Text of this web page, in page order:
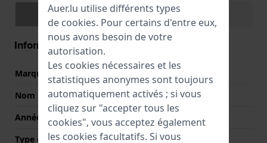
Spécifications Fonctions
Information Générale
Marque
Nom
Rider
Année
2021 Automne / Hiver
Type d'affichage
Analogique
Auer.lu utilise différents types
de cookies. Pour certains d'entre eux,
nous avons besoin de votre
autorisation.
Les cookies nécessaires et les
statistiques anonymes sont toujours
automatiquement activés ; si vous
cliquez sur "accepter tous les
cookies", vous acceptez également
les cookies facultatifs. Si vous